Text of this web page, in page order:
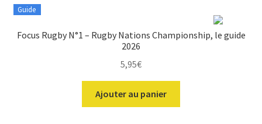
Guide
Focus Rugby N°1 – Rugby Nations Championship, le guide
2026
5,95€
Ajouter au panier